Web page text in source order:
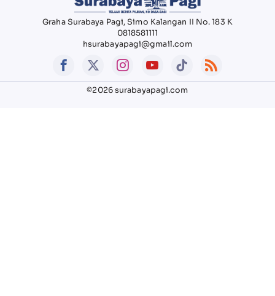
Graha Surabaya Pagi, Simo Kalangan II No. 183 K
0818581111
hsurabayapagi@gmail.com
©2026 surabayapagi.com